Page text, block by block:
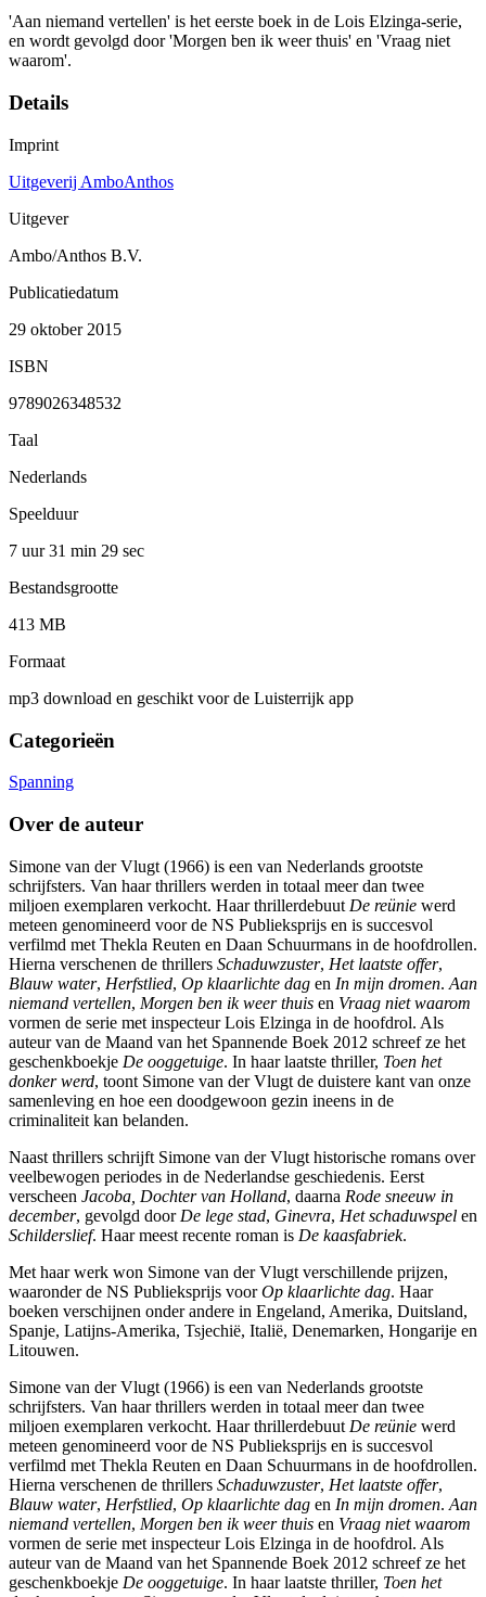
'Aan niemand vertellen' is het eerste boek in de Lois Elzinga-serie,
en wordt gevolgd door 'Morgen ben ik weer thuis' en 'Vraag niet
waarom'.
Details
Imprint
Uitgeverij AmboAnthos
Uitgever
Ambo/Anthos B.V.
Publicatiedatum
29 oktober 2015
ISBN
9789026348532
Taal
Nederlands
Speelduur
7 uur 31 min 29 sec
Bestandsgrootte
413 MB
Formaat
mp3 download en geschikt voor de Luisterrijk app
Categorieën
Spanning
Over de auteur
Simone van der Vlugt (1966) is een van Nederlands grootste
schrijfsters. Van haar thrillers werden in totaal meer dan twee
miljoen exemplaren verkocht. Haar thrillerdebuut De reünie werd
meteen genomineerd voor de NS Publieksprijs en is succesvol
verfilmd met Thekla Reuten en Daan Schuurmans in de hoofdrollen.
Hierna verschenen de thrillers Schaduwzuster, Het laatste offer,
Blauw water, Herfstlied, Op klaarlichte dag en In mijn dromen. Aan
niemand vertellen, Morgen ben ik weer thuis en Vraag niet waarom
vormen de serie met inspecteur Lois Elzinga in de hoofdrol. Als
auteur van de Maand van het Spannende Boek 2012 schreef ze het
geschenkboekje De ooggetuige. In haar laatste thriller, Toen het
donker werd, toont Simone van der Vlugt de duistere kant van onze
samenleving en hoe een doodgewoon gezin ineens in de
criminaliteit kan belanden.
Naast thrillers schrijft Simone van der Vlugt historische romans over
veelbewogen periodes in de Nederlandse geschiedenis. Eerst
verscheen Jacoba, Dochter van Holland, daarna Rode sneeuw in
december, gevolgd door De lege stad, Ginevra, Het schaduwspel en
Schilderslief. Haar meest recente roman is De kaasfabriek.
Met haar werk won Simone van der Vlugt verschillende prijzen,
waaronder de NS Publieksprijs voorOp klaarlichte dag. Haar
boeken verschijnen onder andere in Engeland, Amerika, Duitsland,
Spanje, Latijns-Amerika, Tsjechië, Italië, Denemarken, Hongarije en
Litouwen.
Simone van der Vlugt (1966) is een van Nederlands grootste
schrijfsters. Van haar thrillers werden in totaal meer dan twee
miljoen exemplaren verkocht. Haar thrillerdebuut De reünie werd
meteen genomineerd voor de NS Publieksprijs en is succesvol
verfilmd met Thekla Reuten en Daan Schuurmans in de hoofdrollen.
Hierna verschenen de thrillers Schaduwzuster, Het laatste offer,
Blauw water, Herfstlied, Op klaarlichte dag en In mijn dromen. Aan
niemand vertellen, Morgen ben ik weer thuis en Vraag niet waarom
vormen de serie met inspecteur Lois Elzinga in de hoofdrol. Als
auteur van de Maand van het Spannende Boek 2012 schreef ze het
geschenkboekje De ooggetuige. In haar laatste thriller, Toen het